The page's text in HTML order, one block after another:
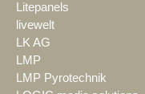
Litepanels
livewelt
LK AG
LMP
LMP Pyrotechnik